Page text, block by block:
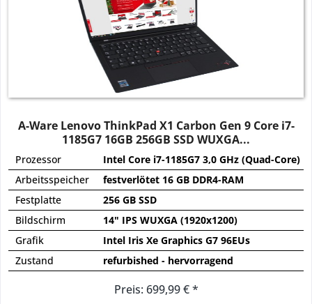
A-Ware Lenovo ThinkPad X1 Carbon Gen 9 Core i7-
1185G7 16GB 256GB SSD WUXGA...
Prozessor
Intel Core i7-1185G7 3,0 GHz (Quad-Core)
Arbeitsspeicher
festverlötet 16 GB DDR4-RAM
Festplatte
256 GB SSD
Bildschirm
14" IPS WUXGA (1920x1200)
Grafik
Intel Iris Xe Graphics G7 96EUs
Zustand
refurbished - hervorragend
Preis: 699,99 € *